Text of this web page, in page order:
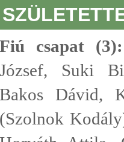
Fiú csapat (3):
József, Suki
Bakos Dávid,
(Szolnok